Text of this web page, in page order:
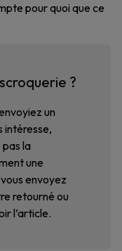
pour quoi que ce
?
un
intéresse,
pas la
une
envoyez
retourné ou
l’article.